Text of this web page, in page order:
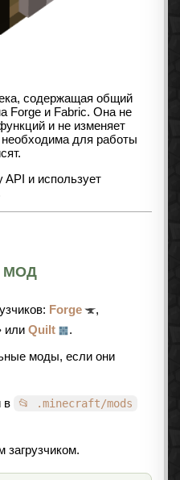
содержащая общий
Forge и Fabric. Она не
и не изменяет
необходима для работы
и использует
МОД
Forge
,
или Quilt
.
моды, если они
в
📂 .minecraft/mods
загрузчиком.